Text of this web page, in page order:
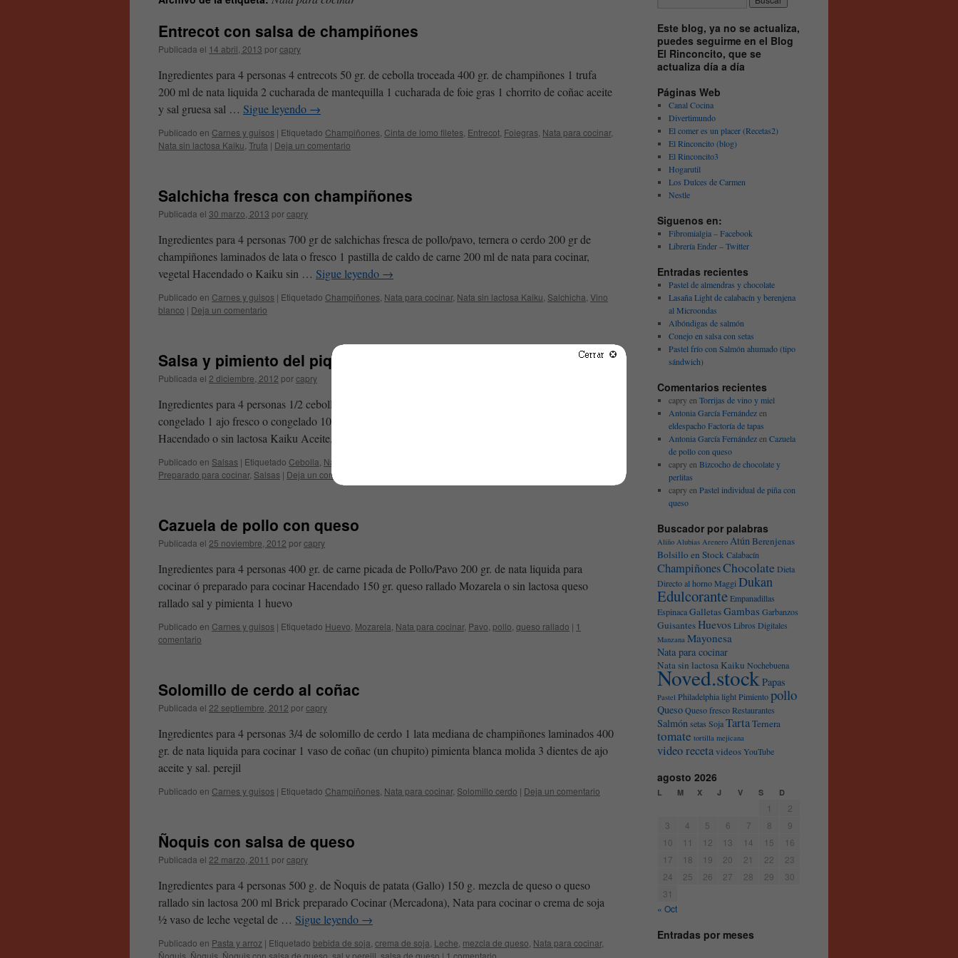
contenido
Entrecot con salsa de champiñones
Publicada el 14 abril, 2013 porcapry
Ingredientes para 4 personas 4 entrecots 50 gr. de cebolla troceada 400 gr. de champiñones 1 trufa
200 ml de nata liquida 2 cucharada de mantequilla 1 cucharada de foie gras 1 chorrito de coñac aceite
y sal gruesa sal … Sigue leyendo →
Publicado en Carnes y guisos | Etiquetado Champiñones Cinta de lomo filetes Entrecot Foiegras Nata para cocinar,
Nata sin lactosa Kaiku Trufa | Deja un comentario
Salchicha fresca con champiñones
Publicada el 30 marzo, 2013 porcapry
Ingredientes para 4 personas 700 gr de salchichas fresca de pollo/pavo, ternera o cerdo 200 gr de
champiñones laminados de lata o fresco 1 pastilla de caldo de carne 200 ml de nata para cocinar,
vegetal Hacendado o Kaiku sin … Sigue leyendo →
Publicado en Carnes y guisos | Etiquetado Champiñones Nata para cocinar, Nata sin lactosa Kaiku Salchicha Vino
blanco | Deja un comentario
Salsa y pimiento del piquillo relleno
Publicada el 2 diciembre, 2012 porcapry
Ingredientes para 4 personas 1/2 cebolla fresca o congelada 1/2 pimiento rojo y verde fresco o
congelado 1 ajo fresco o congelado 100 g. tomate frito 200 ml nata para cocinar, Crema de soja de
Hacendado o sin lactosa Kaiku Aceite, …
Publicado en Salsas | Etiquetado Cebolla Nata para cocinar
Preparado para cocinar, Salsas | Deja un comentario
Cazuela de pollo con queso
Publicada el 25 noviembre, 2012 porcapry
Ingredientes para 4 personas 400 gr. de carne picada de Pollo/Pavo 200 gr. de nata liquida para
cocinar ó preparado para cocinar Hacendado 150 gr. queso rallado Mozarela o sin lactosa queso
rallado sal y pimienta 1 huevo
Publicado en Carnes y guisos | Etiquetado Huevo Mozarela Nata para cocinar, Pavo pollo queso rallado | 1
comentario
Solomillo de cerdo al coñac
Publicada el 22 septiembre, 2012 porcapry
Ingredientes para 4 personas 3/4 de solomillo de cerdo 1 lata mediana de champiñones laminados 400
gr. de nata liquida para cocinar 1 vaso de coñac (un chupito) pimienta blanca molida 3 dientes de ajo
aceite y sal. perejil
Publicado en Carnes y guisos | Etiquetado Champiñones Nata para cocinar, Solomillo cerdo | Deja un comentario
Ñoquis con salsa de queso
Publicada el 22 marzo, 2011 porcapry
Ingredientes para 4 personas 500 g. de Ñoquis de patata (Gallo) 150 g. mezcla de queso o queso
rallado sin lactosa 200 ml Brick preparado Cocinar (Mercadona), Nata para cocinar o crema de soja
½ vaso de leche vegetal de … Sigue leyendo →
Publicado en Pasta y arroz | Etiquetado bebida de soja crema de soja Leche mezcla de queso Nata para cocinar,
Ñoguis Ñoquis Ñoquis con salsa de queso sal y perejil salsa de queso | 1 comentario
Este blog, ya no se actualiza,
puedes seguirme en el Blog
El Rinconcito, que se
actualiza día a día
Páginas Web
Canal Cocina
Divertimundo
El comer es un placer (Recetas2)
El Rinconcito (blog)
El Rinconcito3
Hogarutil
Los Dulces de Carmen
Nestle
Siguenos en:
Fibromialgia – Facebook
Librería Ender – Twitter
Entradas recientes
Pastel de almendras y chocolate
Lasaña Light de calabacín y berenjena
al Microondas
Albóndigas de salmón
Conejo en salsa con setas
Pastel frío con Salmón ahumado (tipo
sándwich)
Comentarios recientes
capry en Torrijas de vino y miel
Antonia García Fernándezen
eldespacho Factoría de tapas
Antonia García Fernándezen Cazuela
de pollo con queso
capry en Bizcocho de chocolate y
perlitas
capry en Pastel individual de piña con
queso
Buscador por palabras
Aliño Alubias Arenero AtúnBerenjenas
Bolsillo en Stock Calabacín
ChampiñonesChocolateDieta
Directo al horno Maggi Dukan
EdulcoranteEmpanadillas
EspinacaGalletasGambas Garbanzos
GuisantesHuevosLibros Digitales
Manzana Mayonesa
Nata para cocinar
Nata sin lactosa Kaiku Nochebuena
Noved.stockPapas
Pastel Philadelphia lightPimientopollo
QuesoQueso frescoRestaurantes
Salmónsetas SojaTartaTernera
tomate tortilla mejicana
video recetavideosYouTube
agosto 2026
L M X J V S D
1
2
3
4 5 6 7 8
9
10
11 12 13 14 15
16
17
18 19 20 21 22
23
24
25 26 27 28 29
30
31
« Oct
Entradas por meses